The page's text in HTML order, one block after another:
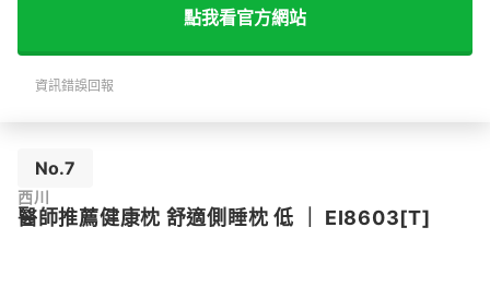
點我看官方網站
資訊錯誤回報
No.7
西川
醫師推薦健康枕 舒適側睡枕 低 EI8603[T]